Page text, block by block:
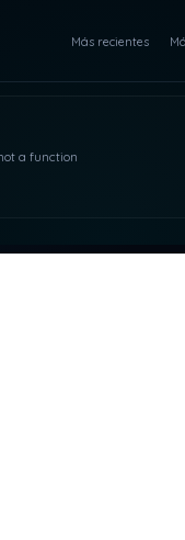
Más recientes
a function